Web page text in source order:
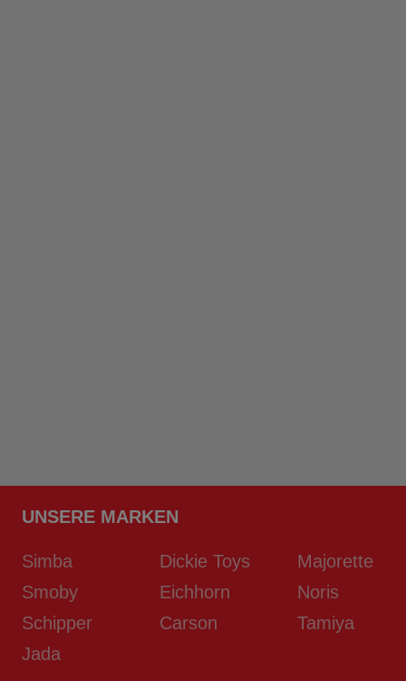
UNSERE MARKEN
Simba Dickie Toys
Majorette
Smoby
Eichhorn
Noris
Schipper
Carson
Tamiya
Jada